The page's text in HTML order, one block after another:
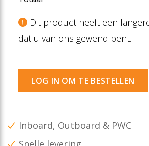
Dit product heeft een
dat u van ons gewend bent.
LOG IN OM TE BESTELLEN
Inboard, Outboard & PWC